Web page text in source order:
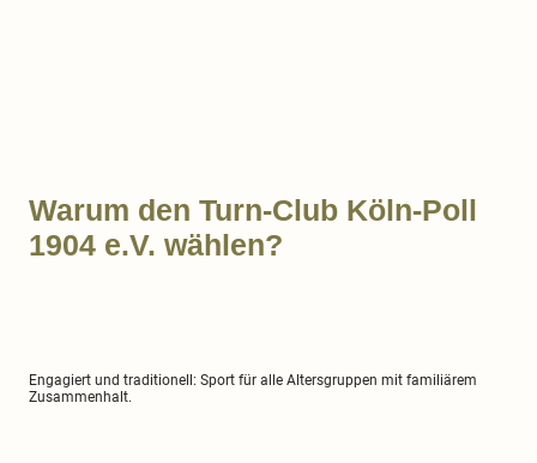
Warum den Turn-Club Köln-Poll
1904 e.V. wählen?
Engagiert und traditionell: Sport für alle Altersgruppen mit familiärem
Zusammenhalt.